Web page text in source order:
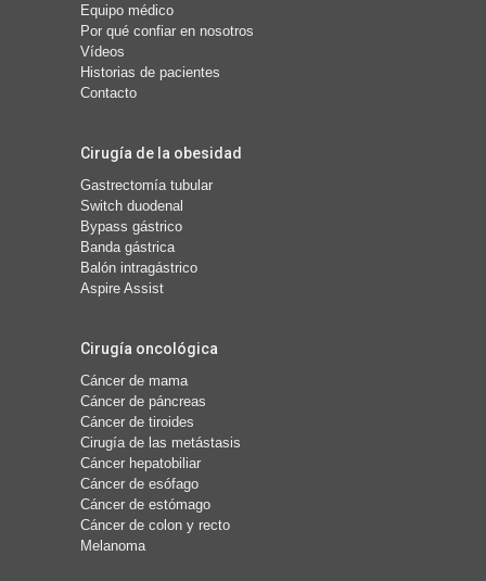
Equipo médico
Por qué confiar en nosotros
Vídeos
Historias de pacientes
Contacto
Cirugía de la obesidad
Gastrectomía tubular
Switch duodenal
Bypass gástrico
Banda gástrica
Balón intragástrico
Aspire Assist
Cirugía oncológica
Cáncer de mama
Cáncer de páncreas
Cáncer de tiroides
Cirugía de las metástasis
Cáncer hepatobiliar
Cáncer de esófago
Cáncer de estómago
Cáncer de colon y recto
Melanoma